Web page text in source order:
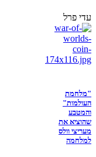
עדי פרל
"מלחמת
העולמות"
והמטבע
שהוציא את
מעריצי וולס
למלחמה